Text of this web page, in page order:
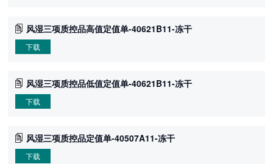
风湿三项质控品高值定值单-40621B11-冻干
下载
风湿三项质控品低值定值单-40621B11-冻干
下载
风湿三项质控品定值单-40507A11-冻干
下载